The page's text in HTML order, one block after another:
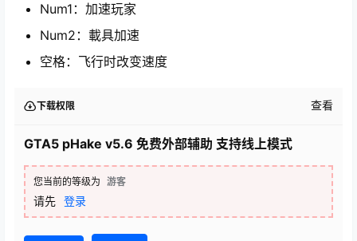
Num1：加速玩家
Num2：載具加速
空格：飞行时改变速度
下载权限 查看
GTA5 pHake v5.6 免费外部辅助 支持线上模式
您当前的等级为 游客
请先 登录